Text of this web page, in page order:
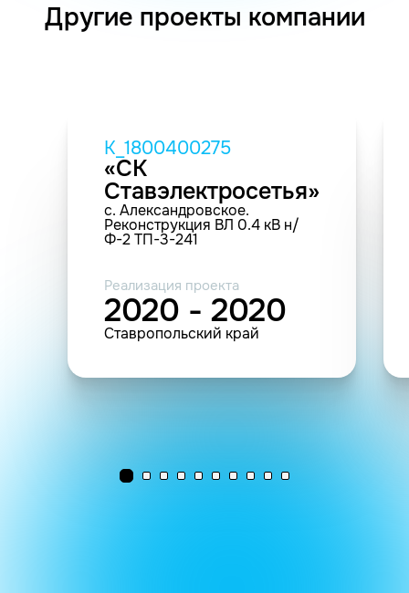
Другие проекты компании
K_1800400275
«СК
Ставэлектросетья»
с. Александровское.
Реконструкция ВЛ 0.4 кВ н/
Ф-2 ТП-3-241
Реализация проекта
2020 - 2020
Ставропольский край